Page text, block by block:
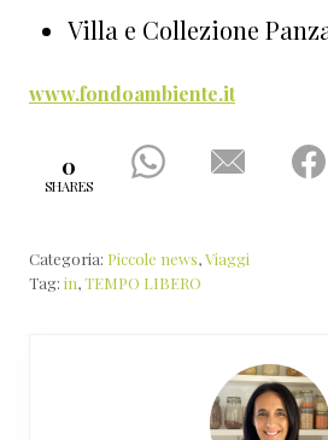
Villa e Collezione
www.fondoambiente.it
0
SHARES
Categoria: Piccole news,Viaggi
Tag: in,TEMPO LIBERO